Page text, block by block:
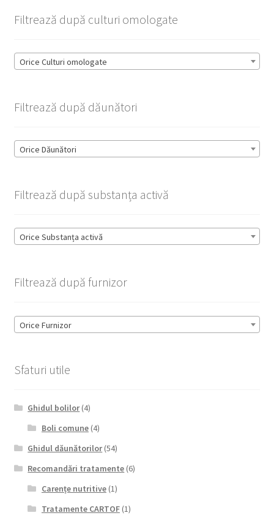
Filtrează după culturi omologate
Orice Culturi omologate
Filtrează după dăunători
Orice Dăunători
Filtrează după substanța activă
Orice Substanța activă
Filtrează după furnizor
Orice Furnizor
Sfaturi utile
Ghidul bolilor(4)
Boli comune(4)
Ghidul dăunătorilor(54)
Recomandări tratamente (6)
Carențe nutritive(1)
Tratamente CARTOF(1)